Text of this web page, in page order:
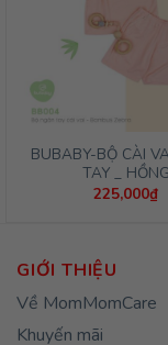
BUBABY-BỘ CÀI
TAY _ HỒNG
225,000₫
GIỚI THIỆU
Về MomMomCare
Khuyến mãi